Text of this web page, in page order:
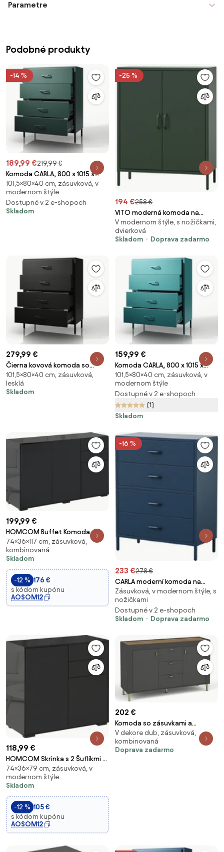
Parametre
Podobné produkty
-14 %
189,99 €219,99 €
Komoda CARLA, 800 x 1015 x
400 mm, Modern: fľaškovo
zelená farba
101,5×80×40 cm, zásuvková, v
modernom štýle
Dostupné v 2 e-shopoch
Skladom
-25 %
194 €258 €
VITO moderná komoda na
nohách s policami: tmavo
zelená
V modernom štýle, s nožičkami,
dvierková
Skladom
Doprava zadarmo
279,99 €
Čierna kovová komoda so
zásuvkami na nožičkách CARLA
Modern 800 x 1015 x 400 mm
101,5×80×40 cm, zásuvková,
lesklá
Skladom
159,99 €
Komoda CARLA, 800 x 1015 x
400 mm, Modern: morská farba
101,5×80×40 cm, zásuvková, v
modernom štýle
Dostupné v 2 e-shopoch
(1)
Skladom
199,99 €
HOMCOM Buffet Komoda so
skladovacím priestorom a 2
zásuvkami, 3 dverami,
nastaviteľnou policou, z
drevotriesky, 117 x 36 x 74 cm
Čierna | Aosom
74×36×117 cm, zásuvková,
kombinovaná
Skladom
-12 % 176 €
s kódom kupónu
AOSOM12
-16 %
233 €278 €
CARLA moderní komoda na
nožičkách: tmavě modrá
Zásuvková, v modernom štýle, s
nožičkami
Dostupné v 2 e-shopoch
Skladom
Doprava zadarmo
118,99 €
HOMCOM Skrinka s 2 Šuflíkmi a
2 Dverami, Systém Otvorenia
Jedným Tlačením, Skrinka pre
Domov a Kanceláriu,
79x36x74cm, Matná Čierna |
Aosom
74×36×79 cm, zásuvková, v
modernom štýle
Skladom
-12 % 105 €
s kódom kupónu
AOSOM12
202 €
Komoda so zásuvkami a
skrinkami, čierna MOSSA MO6
V dekore dub, zásuvková,
kombinovaná
Doprava zadarmo